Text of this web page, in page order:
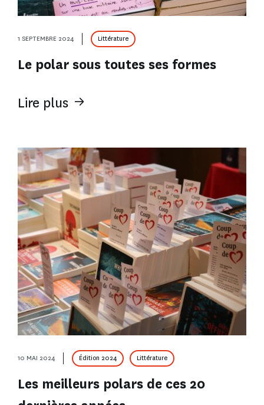
1 SEPTEMBRE 2024 Littérature
Le polar sous toutes ses formes
Lire plus
10 MAI 2024 Édition 2024 Littérature
Les meilleurs polars de ces 20